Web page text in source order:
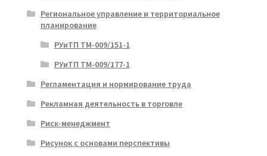
Региональное управление и территориальное
планирование
РУиТП ТМ-009/151-1
РУиТП ТМ-009/177-1
Регламентация и нормирование труда
Рекламная деятельность в торговле
Риск-менеджмент
Рисунок с основами перспективы